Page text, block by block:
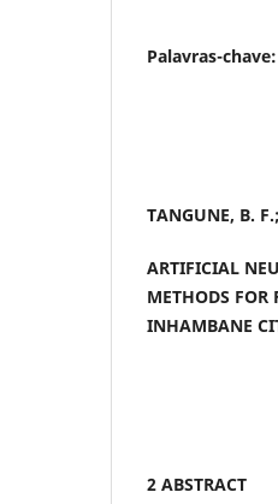
Palavras-chave:
TANGUNE, B.
ARTIFICIAL
METHODS FOR
INHAMBANE
2 ABSTRACT